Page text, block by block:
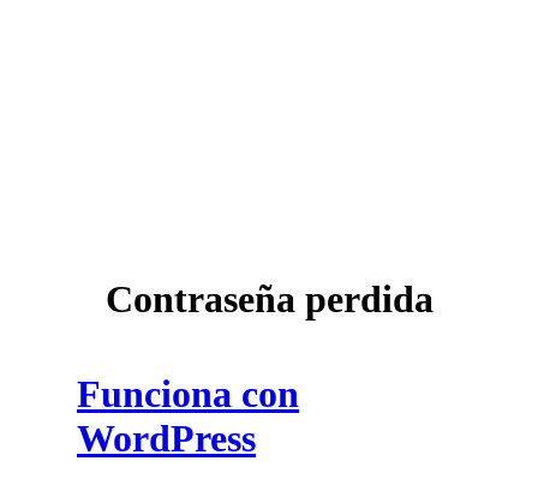
Contraseña perdida
Funciona con
WordPress